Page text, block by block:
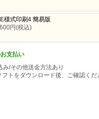
様式印刷4 簡易版
円(税込)
支払い
み/その他送金方法あり
トをダウンロード後、ご確認くだ